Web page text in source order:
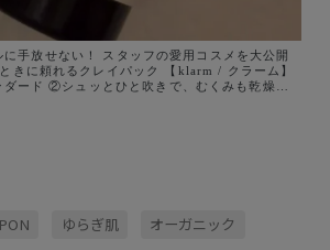
手放せない！ スタッフの愛用コスメを大公開
きに頼れるクレイパック 【klarm / クラーム】
むくみも乾燥も手
ゆらぎ肌 オーガニック